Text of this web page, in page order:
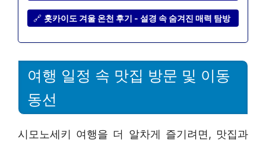
🔗 홋카이도 겨울 온천 후기 - 설경 속 숨겨진 매력 탐방
여행 일정 속 맛집 방문 및 이동
동선
시모노세키 여행을 더 알차게 즐기려면, 맛집과